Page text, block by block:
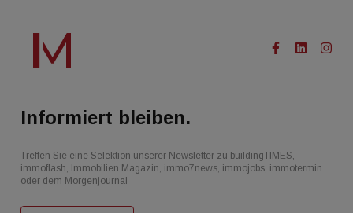
Informiert bleiben.
Treffen Sie eine Selektion unserer Newsletter zu buildingTIMES,
immoflash, Immobilien Magazin, immo7news, immojobs, immotermin
oder dem Morgenjournal